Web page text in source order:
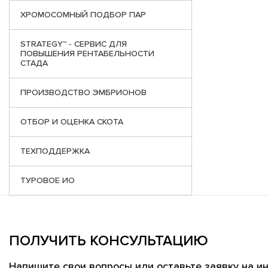
ХРОМОСОМНЫЙ ПОДБОР ПАР
STRATEGY™ - СЕРВИС ДЛЯ
ПОВЫШЕНИЯ РЕНТАБЕЛЬНОСТИ
СТАДА
ПРОИЗВОДСТВО ЭМБРИОНОВ
ОТБОР И ОЦЕНКА СКОТА
ТЕХПОДДЕРЖКА
ТУРОВОЕ ИО
ПОЛУЧИТЬ КОНСУЛЬТАЦИЮ